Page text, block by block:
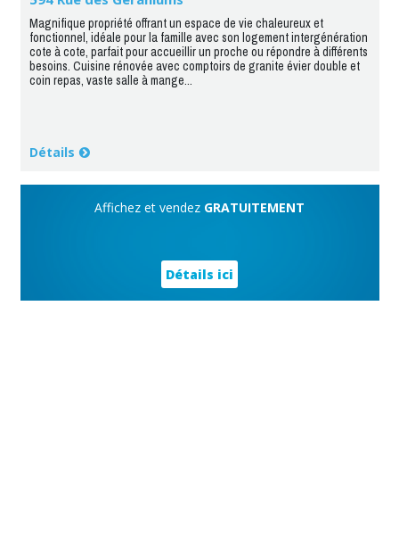
Magnifique propriété offrant un espace de vie chaleureux et
fonctionnel, idéale pour la famille avec son logement intergénération
cote à cote, parfait pour accueillir un proche ou répondre à différents
besoins. Cuisine rénovée avec comptoirs de granite évier double et
coin repas, vaste salle à mange...
Détails
Affichez et vendez GRATUITEMENT
Détails ici